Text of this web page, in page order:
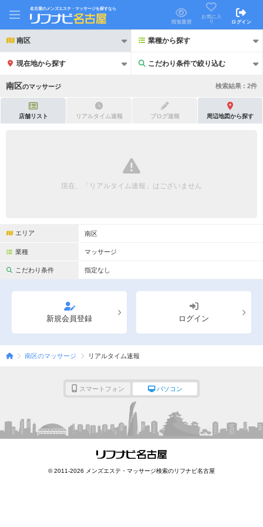
名古屋のメンズエステ・マッサージを探すなら
閲覧履歴
お気に入
り
ログイン
南区 業種から探す
現在地から探す こだわり条件で絞り込む
こだわり条件で絞り込む
完全個室
ペアルームあり シャワー室完備
フットバスあり
専用駐車場あり 有資格者在籍
日本人スタッフのみ
Ｗセラピスト
こだわり条件を変更
南区のマッサージ 検索結果 : 2件
店舗リスト リアルタイム速報 ブログ速報 周辺地図から探す
現在、「リアルタイム速報」はございません
エリア 南区
業種 マッサージ
こだわり条件 指定なし
新規会員登録 ログイン
南区のマッサージ リアルタイム速報
スマートフォン パソコン
© 2011-2026 メンズエステ・マッサージ検索のリフナビ名古屋